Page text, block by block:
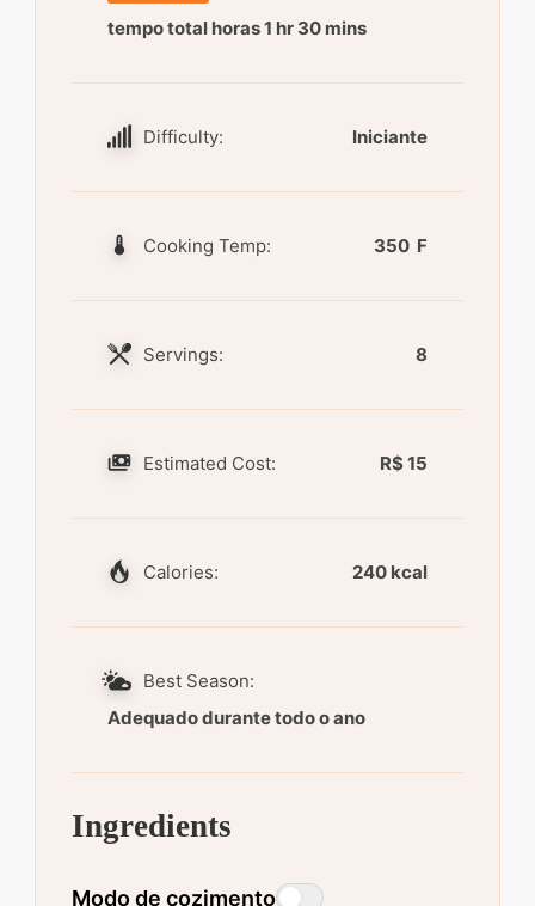
tempo total horas 1 hr 30 mins
Difficulty: Iniciante
Cooking Temp: 350 F
Servings: 8
Estimated Cost: R$ 15
Calories: 240 kcal
Best Season:
Adequado durante todo o ano
Ingredients
Modo de cozimento